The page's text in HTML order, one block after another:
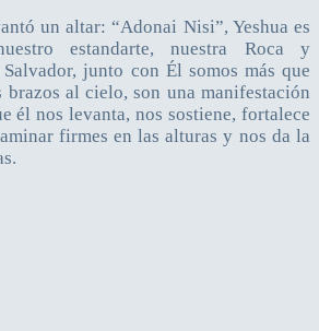
un altar: “Adonai Nisi”, Yeshua es
estandarte, nuestra Roca y
junto con Él somos más que
brazos al cielo, son una manifestación
él nos levanta, nos sostiene, fortalece
firmes en las alturas y nos da la